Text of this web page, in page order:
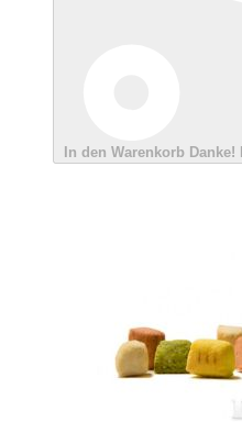
In den Warenkorb Danke!